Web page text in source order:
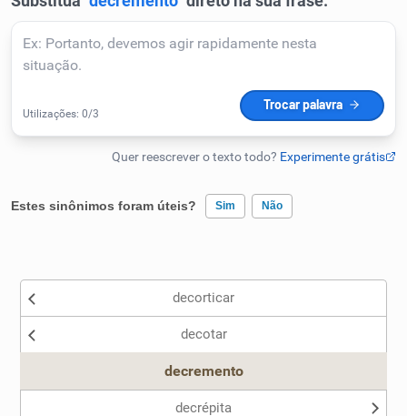
Conexões
Estes sinônimos foram úteis? Sim Não
Nenhum dos sinônimos apresentados me ajudou
decorticar
decotar
decremento
decrépita